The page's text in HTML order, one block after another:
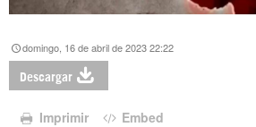
domingo, 16 de abril de 2023 22:22
Descargar
Imprimir Embed